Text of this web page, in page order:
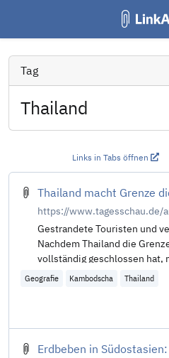
Tag
Thailand
Links in Tabs öffnen
Thailand macht Grenze
Gestrandete Touristen und
Nachdem Thailand die
vollständig geschlossen hat,
Pläne ändern. Was sind die
Geografie Kambodscha Thailand
Erdbeben in